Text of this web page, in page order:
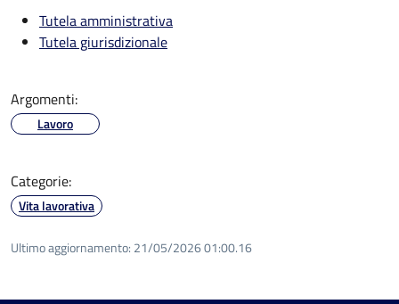
Tutela amministrativa
Tutela giurisdizionale
Argomenti:
Lavoro
Categorie:
Vita lavorativa
Ultimo aggiornamento: 21/05/2026 01:00.16